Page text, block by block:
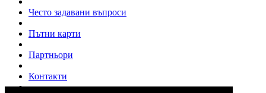
Често задавани въпроси
Пътни карти
Партньори
Контакти